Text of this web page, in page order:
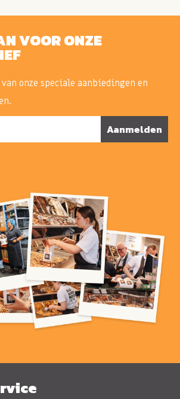
VOOR ONZE
onze speciale aanbiedingen en
Aanmelden